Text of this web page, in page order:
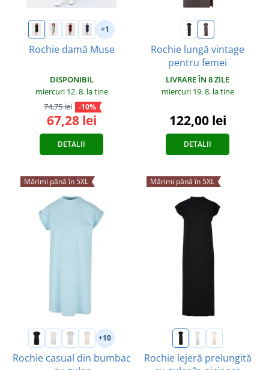
+1
Rochie damă Muse
DISPONIBIL
miercuri 12. 8. la tine
74,75 lei
-10%
67,28 lei
DETALII
Rochie lungă vintage
pentru femei
LIVRARE ÎN 8 ZILE
miercuri 19. 8. la tine
122,00 lei
DETALII
Mărimi până în 5XL
+10
Rochie casual din bumbac
Mărimi până în 5XL
Rochie lejeră prelungită